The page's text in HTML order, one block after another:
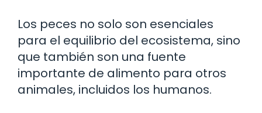
Los peces no solo son esenciales
para el equilibrio del ecosistema, sino
que también son una fuente
importante de alimento para otros
animales, incluidos los humanos.